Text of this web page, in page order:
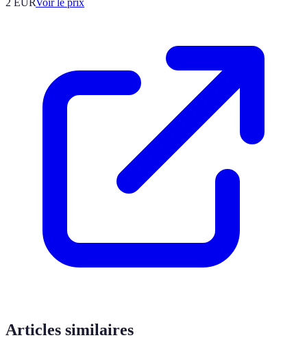
2 EURVoir le prix
Articles similaires